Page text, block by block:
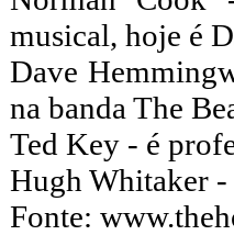
musical, hoje é
Dave
na banda The
Ted Key - é
Hugh Whitaker -
Fonte: